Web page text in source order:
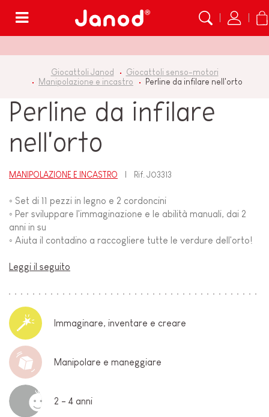
Giocattoli Janod
Giocattoli senso-motori
Manipolazione e incastro
Perline da infilare nell'orto
Perline da infilare
nell'orto
MANIPOLAZIONE E INCASTRO Rif.J03313
◦ Set di 11 pezzi in legno e 2 cordoncini
◦ Per sviluppare l'immaginazione e le abilità manuali, dai 2
anni in su
◦ Aiuta il contadino a raccogliere tutte le verdure dell'orto!
Leggi il seguito
Immaginare, inventare e creare
Manipolare e maneggiare
2 - 4 anni